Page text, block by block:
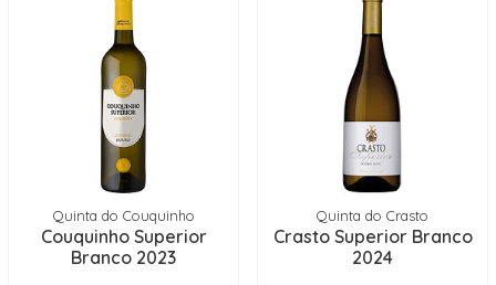
Quinta do Couquinho
Couquinho Superior
Branco 2023
Quinta do Crasto
Crasto Superior Branco
2024